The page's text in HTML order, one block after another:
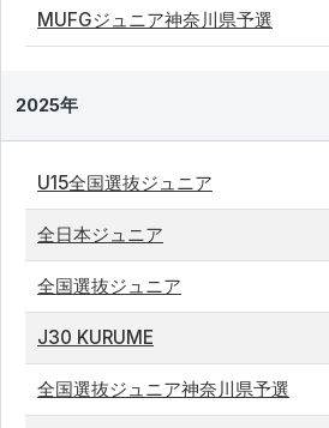
MUFGジュニア神奈川県予選
2025年
U15全国選抜ジュニア
全日本ジュニア
全国選抜ジュニア
J30 KURUME
全国選抜ジュニア神奈川県予選